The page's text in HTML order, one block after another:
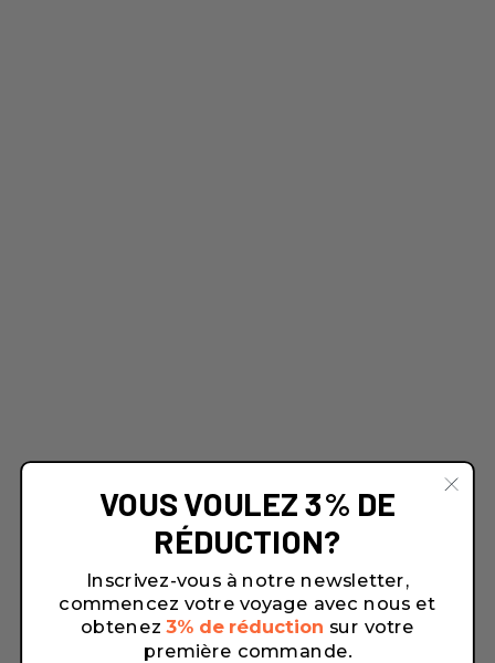
VOUS VOULEZ 3% DE
RÉDUCTION?
Inscrivez-vous à notre newsletter,
commencez votre voyage avec nous et
obtenez 3% de réduction sur votre
première commande.